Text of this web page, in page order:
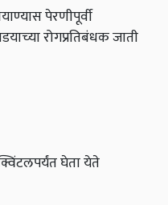
रोगप्रतिबंधक जाती
घेता येते